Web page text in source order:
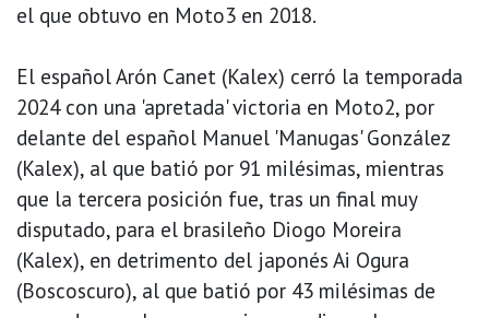
el que obtuvo en Moto3 en 2018.
El español Arón Canet (Kalex) cerró la temporada
2024 con una 'apretada' victoria en Moto2, por
delante del español Manuel 'Manugas' González
(Kalex), al que batió por 91 milésimas, mientras
que la tercera posición fue, tras un final muy
disputado, para el brasileño Diogo Moreira
(Kalex), en detrimento del japonés Ai Ogura
(Boscoscuro), al que batió por 43 milésimas de